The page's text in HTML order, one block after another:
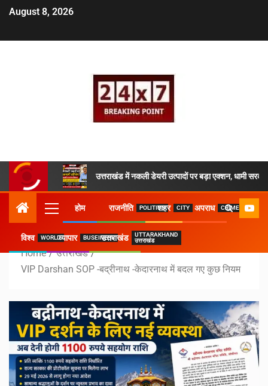
August 8, 2026
उत्तराखंड में नकली डेयरी उत्पादों पर बड़ा एक्शन, धामी
होम राजनीति POLITICSशहर CITY अपराध CRIME
विश्व WORLDव्यापार BUSEINESSउत्तराखंड
UTTARAKHAND
उत्तराखंड
Home
उत्तराखंड
VIP Darshan SOP -बद्रीनाथ -केदारनाथ में बदल गए कुछ नियम